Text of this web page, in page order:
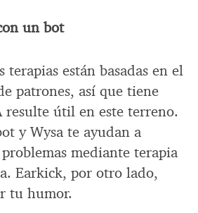
un bot
terapias están basadas en el
patrones, así que tiene
resulte útil en este terreno.
y Wysa te ayudan a
mediante terapia
Earkick, por otro lado,
tu humor.